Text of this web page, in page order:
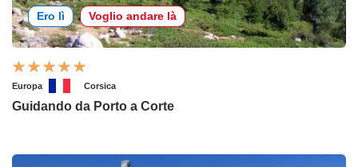
Ero lì Voglio andare là
Europa Corsica
Guidando da Porto a Corte